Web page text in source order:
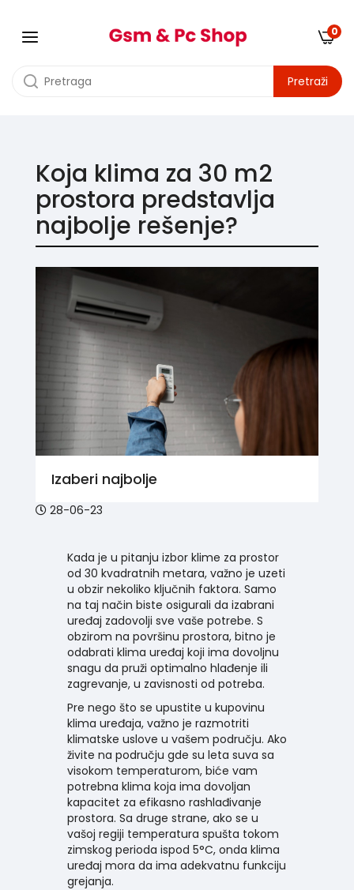
Pretraži
0
Koja klima za 30 m2
prostora predstavlja
najbolje rešenje?
Izaberi najbolje
28-06-23
Kada je u pitanju izbor klime za prostor
od 30 kvadratnih metara, važno je uzeti
u obzir nekoliko ključnih faktora. Samo
na taj način biste osigurali da izabrani
uređaj zadovolji sve vaše potrebe. S
obzirom na površinu prostora, bitno je
odabrati klima uređaj koji ima dovoljnu
snagu da pruži optimalno hlađenje ili
zagrevanje, u zavisnosti od potreba.
Pre nego što se upustite u kupovinu
klima uređaja, važno je razmotriti
klimatske uslove u vašem području. Ako
živite na području gde su leta suva sa
visokom temperaturom, biće vam
potrebna klima koja ima dovoljan
kapacitet za efikasno rashlađivanje
prostora. Sa druge strane, ako se u
vašoj regiji temperatura spušta tokom
zimskog perioda ispod 5°C, onda klima
uređaj mora da ima adekvatnu funkciju
grejanja.